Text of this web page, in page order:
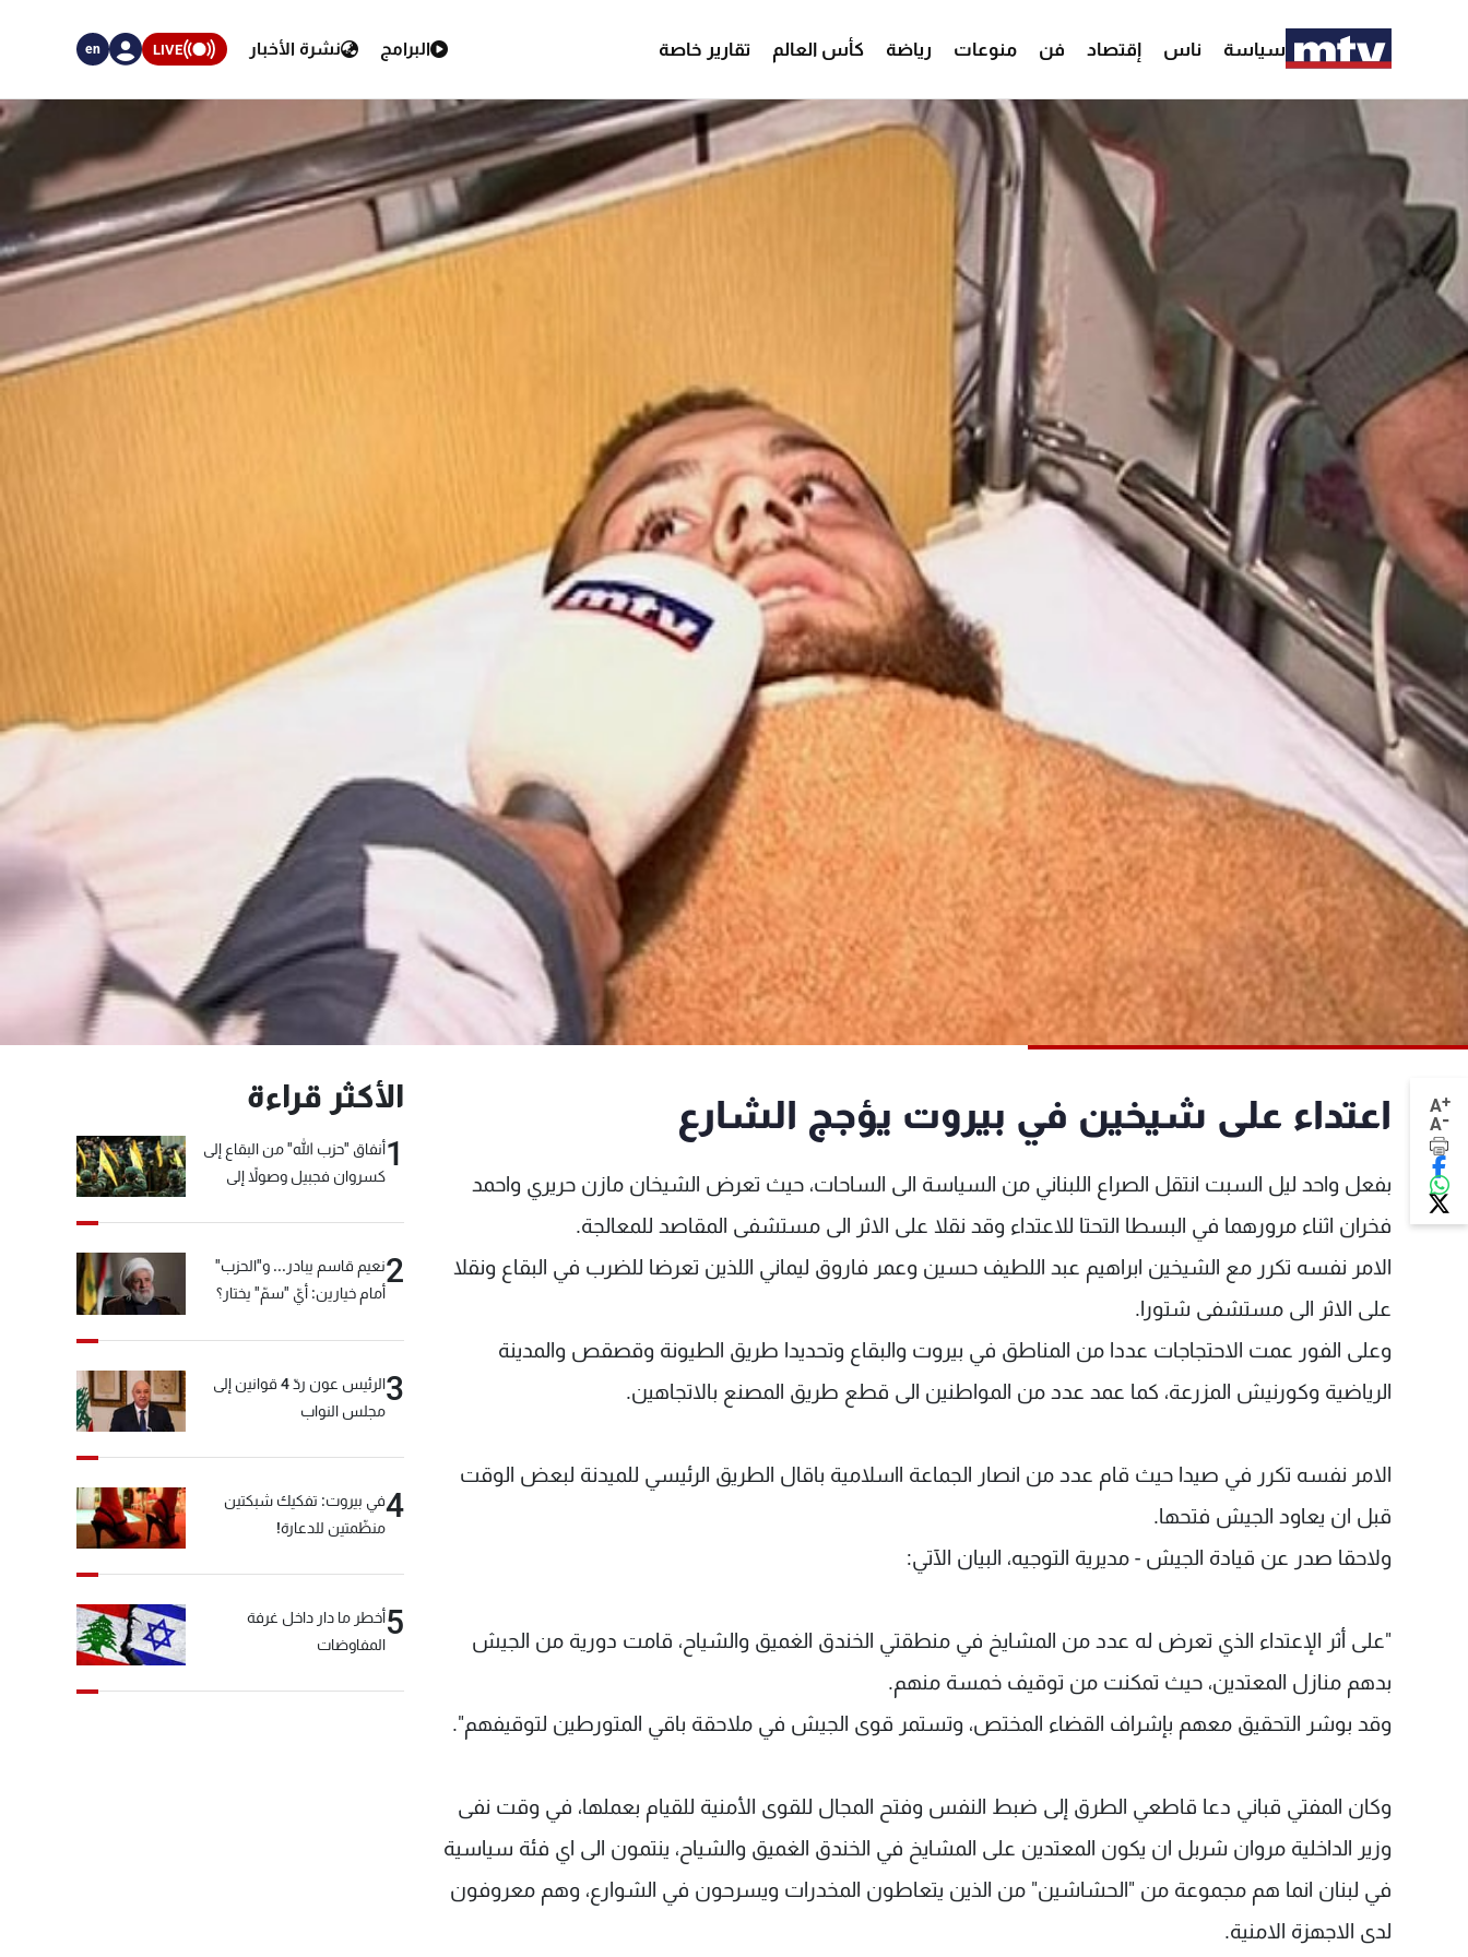
سياسة ناس إقتصاد فن منوعات رياضة كأس العالم تقارير خاصة البرامج نشرة الأخبار LIVE
en
A+
A- اعتداء على شيخين في بيروت يؤجج الشارع
بفعل واحد ليل السبت انتقل الصراع اللبناني من السياسة الى الساحات، حيث تعرض الشيخان مازن حريري واحمد
فخران اثناء مرورهما في البسطا التحتا للاعتداء وقد نقلا على الاثر الى مستشفى المقاصد للمعالجة.
الامر نفسه تكرر مع الشيخين ابراهيم عبد اللطيف حسين وعمر فاروق ليماني اللذين تعرضا للضرب في البقاع ونقلا
على الاثر الى مستشفى شتورا.
وعلى الفور عمت الاحتجاجات عددا من المناطق في بيروت والبقاع وتحديدا طريق الطيونة وقصقص والمدينة
الرياضية وكورنيش المزرعة، كما عمد عدد من المواطنين الى قطع طريق المصنع بالاتجاهين.
الامر نفسه تكرر في صيدا حيث قام عدد من انصار الجماعة ااسلامية باقال الطريق الرئيسي للميدنة لبعض الوقت
قبل ان يعاود الجيش فتحها.
ولاحقا صدر عن قيادة الجيش - مديرية التوجيه، البيان الآتي:
"على أثر الإعتداء الذي تعرض له عدد من المشايخ في منطقتي الخندق الغميق والشياح، قامت دورية من الجيش
بدهم منازل المعتدين، حيث تمكنت من توقيف خمسة منهم.
وقد بوشر التحقيق معهم بإشراف القضاء المختص، وتستمر قوى الجيش في ملاحقة باقي المتورطين لتوقيفهم".
وكان المفتي قباني دعا قاطعي الطرق إلى ضبط النفس وفتح المجال للقوى الأمنية للقيام بعملها، في وقت نفى
وزير الداخلية مروان شربل ان يكون المعتدين على المشايخ في الخندق الغميق والشياح، ينتمون الى اي فئة سياسية
في لبنان انما هم مجموعة من "الحشاشين" من الذين يتعاطون المخدرات ويسرحون في الشوارع، وهم معروفون
لدى الاجهزة الامنية.
الأكثر قراءة
1أنفاق "حزب الله" من البقاع إلى
كسروان فجبيل وصولاً إلى
2نعيم قاسم يبادر... و"الحزب"
أمام خيارين: أيّ "سمّ" يختار؟
3
الرئيس عون ردّ 4 قوانين إلى
مجلس النواب
4في بيروت: تفكيك شبكتين
منظّمتين للدعارة!
5أخطر ما دار داخل غرفة
المفاوضات